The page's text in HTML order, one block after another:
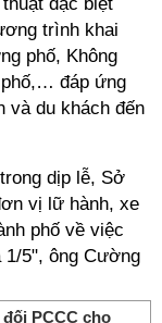
trình khai
phố, Không
phố,… đáp ứng
và du khách đến
dịp lễ, Sở
vị lữ hành, xe
phố về việc
1/5", ông Cường
PCCC cho